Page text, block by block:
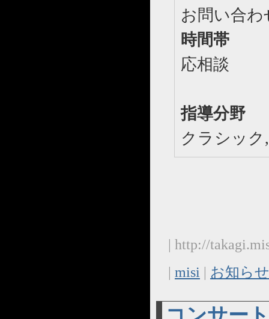
お問い合
時間帯
応相談
指導分野
クラシック
| http://
| misi | お知らせ